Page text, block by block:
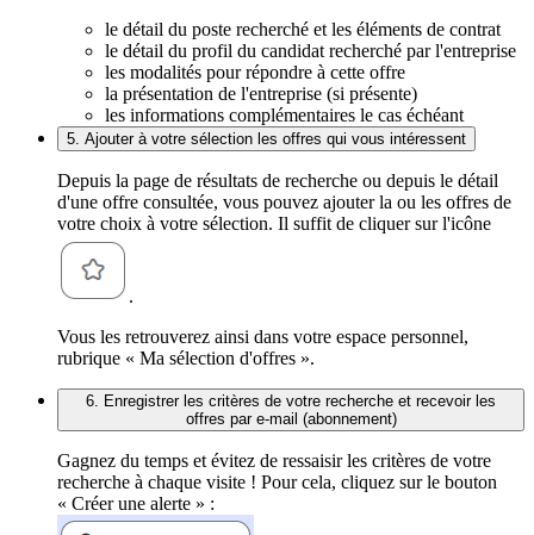
le détail du poste recherché et les éléments de contrat
le détail du profil du candidat recherché par l'entreprise
les modalités pour répondre à cette offre
la présentation de l'entreprise (si présente)
les informations complémentaires le cas échéant
5. Ajouter à votre sélection les offres qui vous intéressent
Depuis la page de résultats de recherche ou depuis le détail
d'une offre consultée, vous pouvez ajouter la ou les offres de
votre choix à votre sélection. Il suffit de cliquer sur l'icône
.
Vous les retrouverez ainsi dans votre espace personnel,
rubrique « Ma sélection d'offres ».
6. Enregistrer les critères de votre recherche et recevoir les
offres par e-mail (abonnement)
Gagnez du temps et évitez de ressaisir les critères de votre
recherche à chaque visite ! Pour cela, cliquez sur le bouton
« Créer une alerte » :